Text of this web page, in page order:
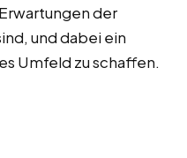
der
und dabei ein
Umfeld zu schaffen.